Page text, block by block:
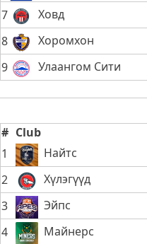
7
Ховд
8
Хоромхон
9
Улаангом Сити
# Club
1
Найтс
2
Хүлэгүүд
3
Эйпс
4
Майнерс